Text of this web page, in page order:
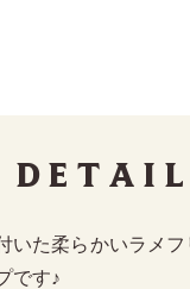
Detail
いた柔らかいラメ
です♪